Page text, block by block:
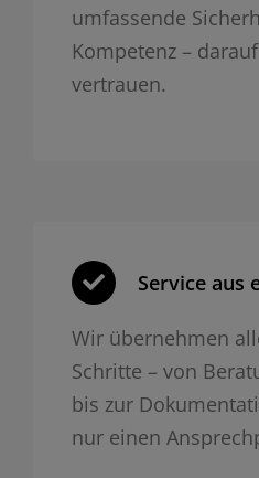
umfassende
Kompetenz –
vertrauen.
Service aus
Wir übernehmen
Schritte – von
bis zur
nur einen